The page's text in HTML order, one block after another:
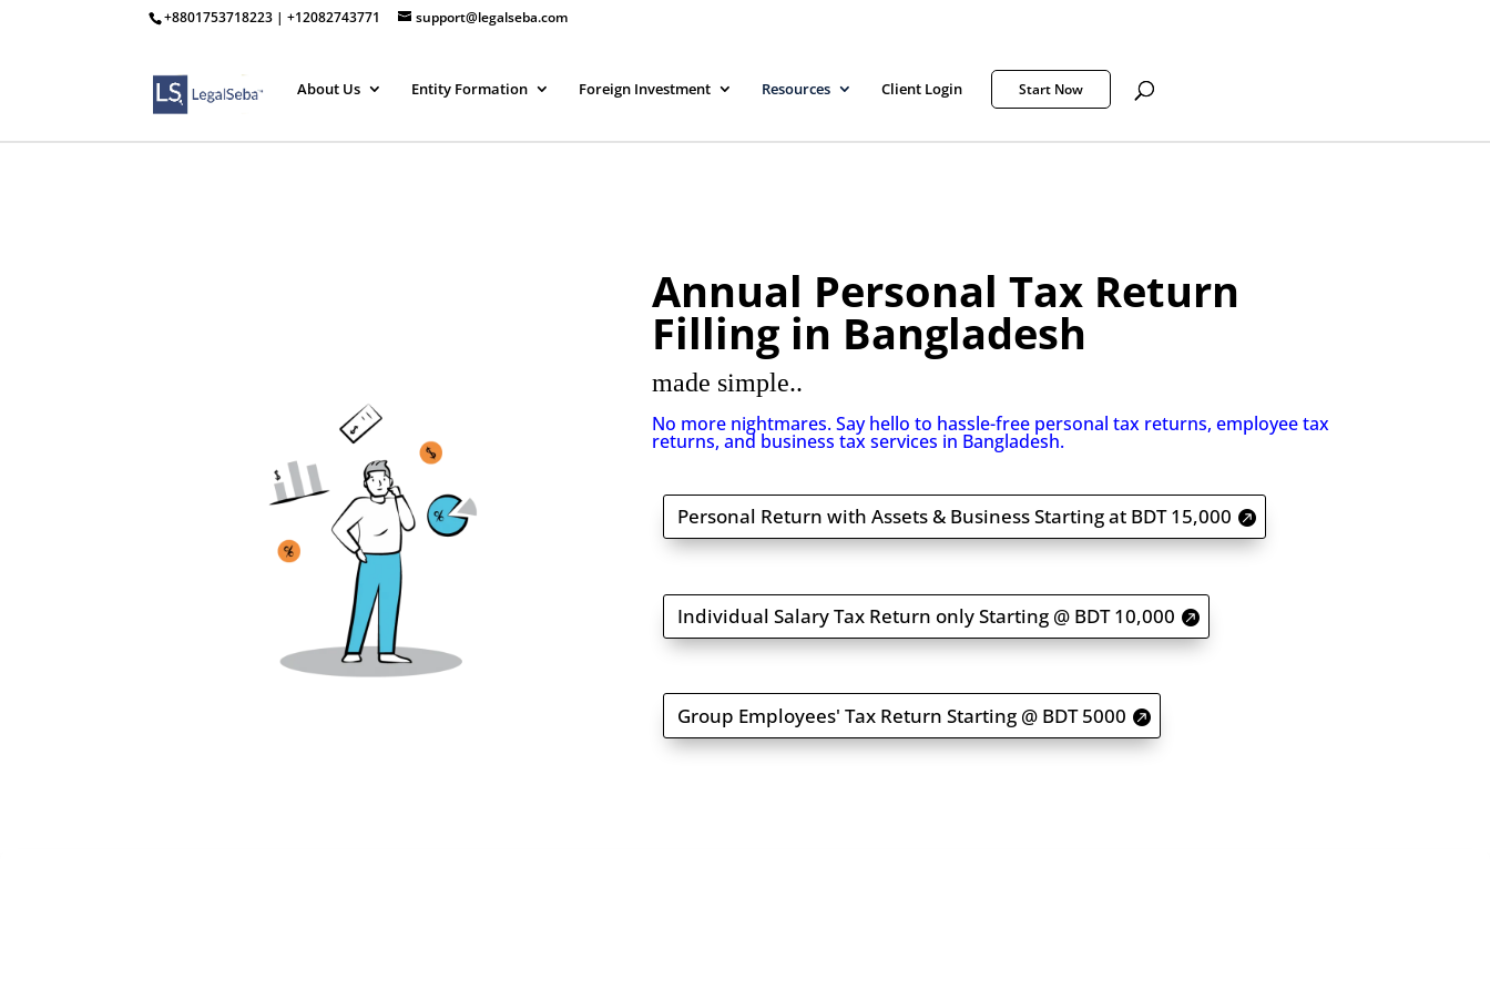
+8801753718223 | +12082743771 support@legalseba.com
About Us Entity Formation Foreign Investment Resources Client Login Start Now
Annual Personal Tax Return
Filling in Bangladesh
made simple..
No more nightmares. Say hello to hassle-free personal tax returns, employee tax
returns, and business tax services in Bangladesh.
Personal Return with Assets & Business Starting at BDT 15,000
Individual Salary Tax Return only Starting @ BDT 10,000
Group Employees' Tax Return Starting @ BDT 5000